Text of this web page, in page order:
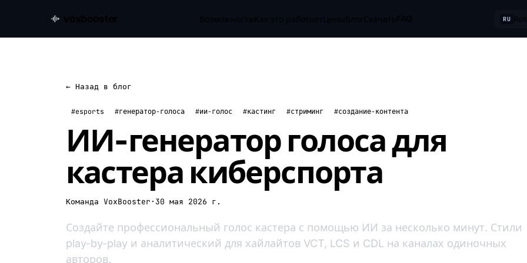
RU
← Назад в блог
#esports #генератор-голоса #ии-голос #кастинг #стриминг #создание-контента
ИИ-генератор голоса для
кастера киберспорта
Команда VoxBooster · 30 мая 2026 г.
Создайте профессиональный голос кастера с помощью ИИ за несколько минут. Стили
play-by-play и аналитический для хайлайтов VCT, LCS и CDL на каналах одиночных
авторов.